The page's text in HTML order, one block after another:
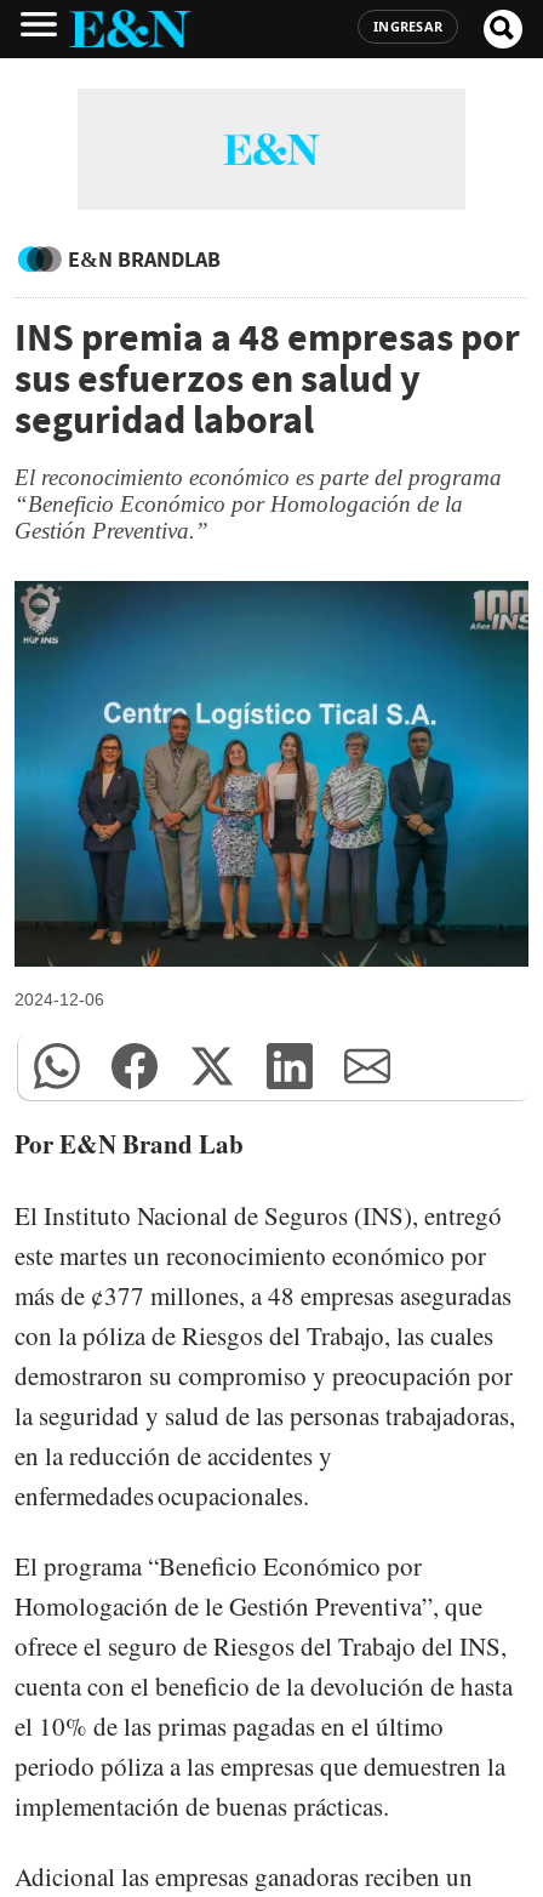
INGRESAR
E&N BRANDLAB
INS premia a 48 empresas por
sus esfuerzos en salud y
seguridad laboral
El reconocimiento económico es parte del programa
“Beneficio Económico por Homologación de la
Gestión Preventiva.”
2024-12-06
Por E&N Brand Lab
El Instituto Nacional de Seguros (INS), entregó
este martes un reconocimiento económico por
más de ¢377 millones, a 48 empresas aseguradas
con la póliza de Riesgos del Trabajo, las cuales
demostraron su compromiso y preocupación por
la seguridad y salud de las personas trabajadoras,
en la reducción de accidentes y
enfermedades ocupacionales.
El programa “Beneficio Económico por
Homologación de le Gestión Preventiva”, que
ofrece el seguro de Riesgos del Trabajo del INS,
cuenta con el beneficio de la devolución de hasta
el 10% de las primas pagadas en el último
periodo póliza a las empresas que demuestren la
implementación de buenas prácticas.
Adicional las empresas ganadoras reciben un